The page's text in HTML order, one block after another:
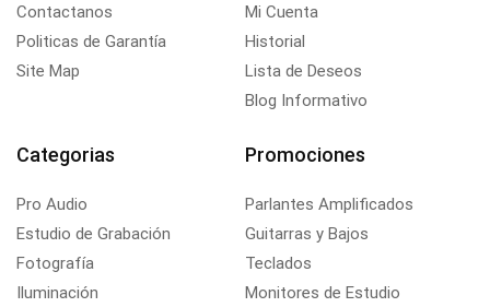
Contactanos
Politicas de Garantía
Site Map
Mi Cuenta
Historial
Lista de Deseos
Blog Informativo
Categorias
Pro Audio
Estudio de Grabación
Fotografía
Iluminación
Promociones
Parlantes Amplificados
Guitarras y Bajos
Teclados
Monitores de Estudio